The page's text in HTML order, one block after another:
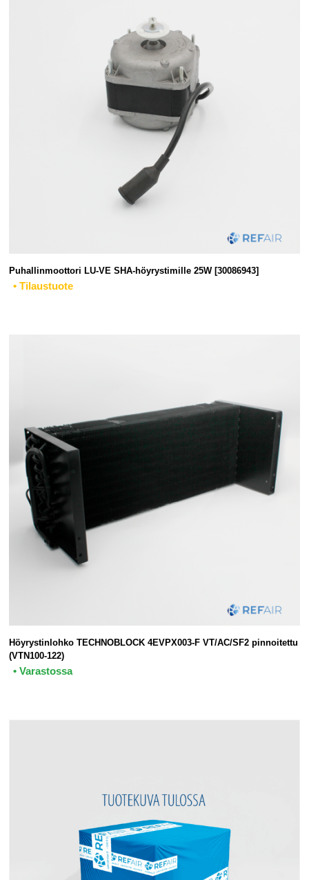
Puhallinmoottori LU-VE SHA-höyrystimille 25W [30086943]
• Tilaustuote
Höyrystinlohko TECHNOBLOCK 4EVPX003-F VT/AC/SF2 pinnoitettu
(VTN100-122)
• Varastossa